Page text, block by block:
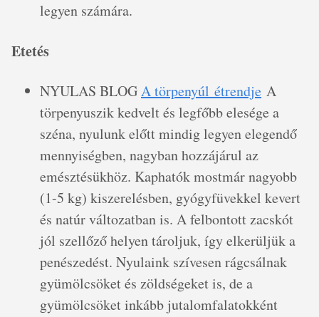
legyen számára.
Etetés
NYULAS BLOGA törpenyúl étrendje A
törpenyuszik kedvelt és legfőbb elesége a
széna, nyulunk előtt mindig legyen elegendő
mennyiségben, nagyban hozzájárul az
emésztésükhöz. Kaphatók mostmár nagyobb
(1-5 kg) kiszerelésben, gyógyfüvekkel kevert
és natúr változatban is. A felbontott zacskót
jól szellőző helyen tároljuk, így elkerüljük a
penészedést. Nyulaink szívesen rágcsálnak
gyümölcsöket és zöldségeket is, de a
gyümölcsöket inkább jutalomfalatokként